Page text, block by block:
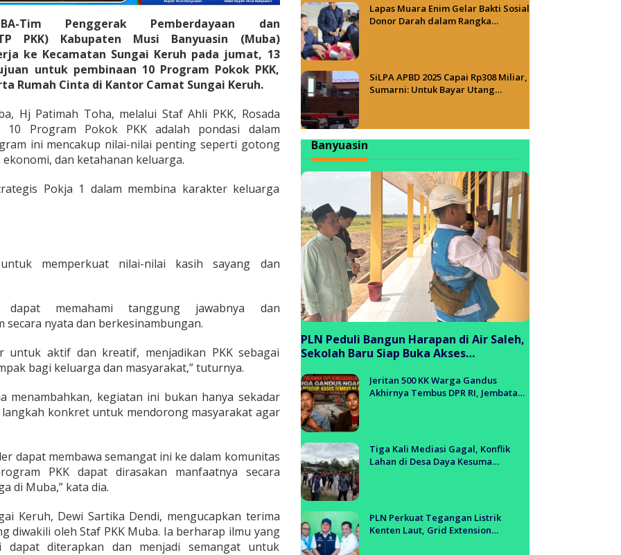
Tim Penggerak Pemberdayaan dan
PKK) Kabupaten Musi Banyuasin (Muba)
ke Kecamatan Sungai Keruh pada jumat, 13
untuk pembinaan 10 Program Pokok PKK,
Rumah Cinta di Kantor Camat Sungai Keruh.
Hj Patimah Toha, melalui Staf Ahli PKK, Rosada
10 Program Pokok PKK adalah pondasi dalam
ini mencakup nilai-nilai penting seperti gotong
dan ketahanan keluarga.
Pokja 1 dalam membina karakter keluarga
memperkuat nilai-nilai kasih sayang dan
memahami tanggung jawabnya dan
nyata dan berkesinambungan.
untuk aktif dan kreatif, menjadikan PKK sebagai
bagi keluarga dan masyarakat,” tuturnya.
menambahkan, kegiatan ini bukan hanya sekadar
konkret untuk mendorong masyarakat agar
dapat membawa semangat ini ke dalam komunitas
PKK dapat dirasakan manfaatnya secara
di Muba,” kata dia.
Keruh, Dewi Sartika Dendi, mengucapkan terima
diwakili oleh Staf PKK Muba. Ia berharap ilmu yang
dapat diterapkan dan menjadi semangat untuk
Lapas Muara Enim Gelar Bakti Sosial
Donor Darah dalam Rangka
SiLPA APBD 2025 Capai Rp308 Miliar,
Sumarni: Untuk Bayar Utang
Banyuasin
PLN Peduli Bangun Harapan di Air Saleh,
Sekolah Baru Siap Buka Akses
Banyuasin
Jeritan 500 KK Warga Gandus
Akhirnya Tembus DPR RI, Jembatan
Tiga Kali Mediasi Gagal, Konflik
Lahan di Desa Daya Kesuma
PLN Perkuat Tegangan Listrik
Kenten Laut, Grid Extension